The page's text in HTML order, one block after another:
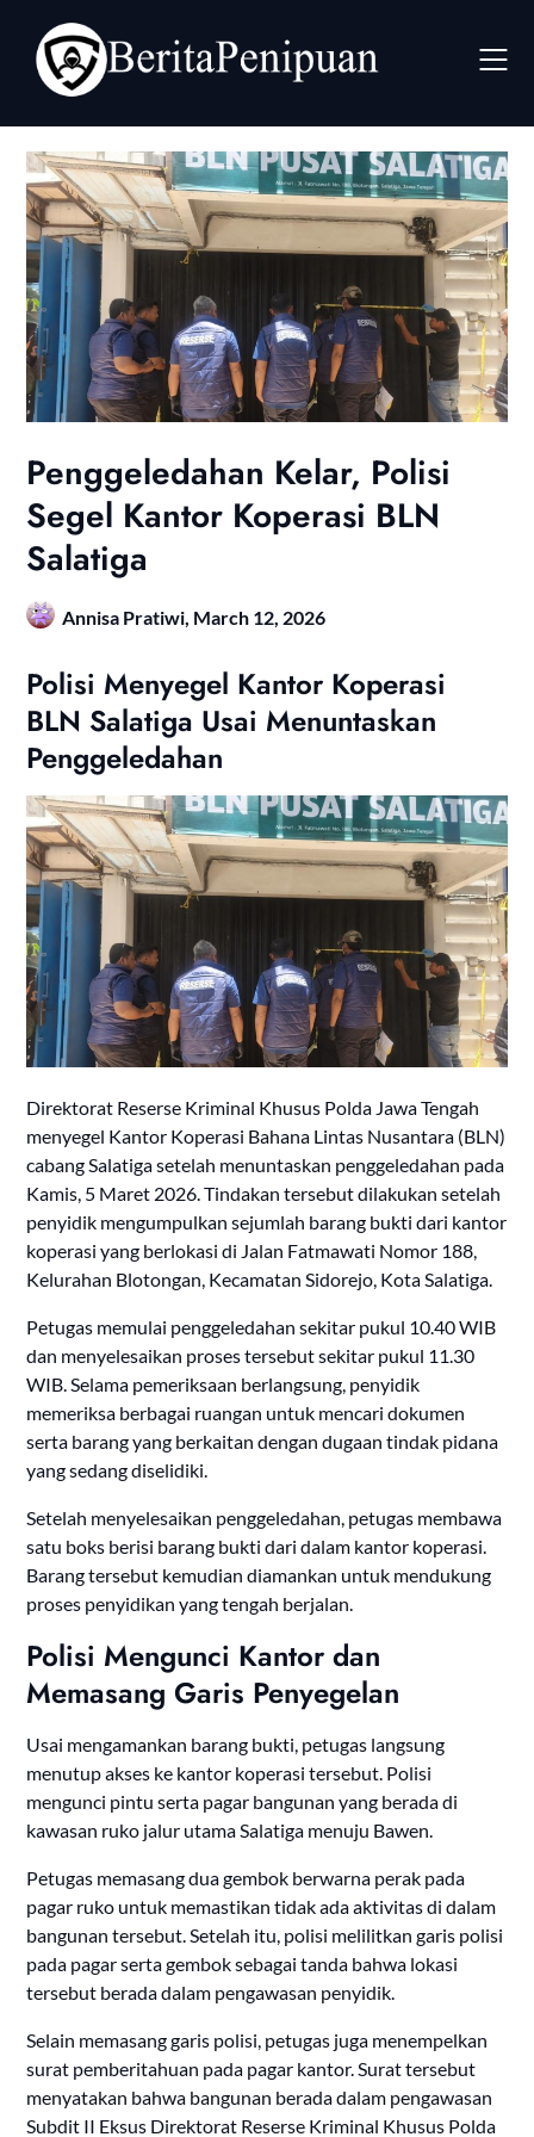
content
Penggeledahan Kelar, Polisi
Segel Kantor Koperasi BLN
Salatiga
Annisa Pratiwi, March 12, 2026
Polisi Menyegel Kantor Koperasi
BLN Salatiga Usai Menuntaskan
Penggeledahan
Direktorat Reserse Kriminal Khusus Polda Jawa Tengah
menyegel Kantor Koperasi Bahana Lintas Nusantara (BLN)
cabang Salatiga setelah menuntaskan penggeledahan pada
Kamis, 5 Maret 2026. Tindakan tersebut dilakukan setelah
penyidik mengumpulkan sejumlah barang bukti dari kantor
koperasi yang berlokasi di Jalan Fatmawati Nomor 188,
Kelurahan Blotongan, Kecamatan Sidorejo, Kota Salatiga.
Petugas memulai penggeledahan sekitar pukul 10.40 WIB
dan menyelesaikan proses tersebut sekitar pukul 11.30
WIB. Selama pemeriksaan berlangsung, penyidik
memeriksa berbagai ruangan untuk mencari dokumen
serta barang yang berkaitan dengan dugaan tindak pidana
yang sedang diselidiki.
Setelah menyelesaikan penggeledahan, petugas membawa
satu boks berisi barang bukti dari dalam kantor koperasi.
Barang tersebut kemudian diamankan untuk mendukung
proses penyidikan yang tengah berjalan.
Polisi Mengunci Kantor dan
Memasang Garis Penyegelan
Usai mengamankan barang bukti, petugas langsung
menutup akses ke kantor koperasi tersebut. Polisi
mengunci pintu serta pagar bangunan yang berada di
kawasan ruko jalur utama Salatiga menuju Bawen.
Petugas memasang dua gembok berwarna perak pada
pagar ruko untuk memastikan tidak ada aktivitas di dalam
bangunan tersebut. Setelah itu, polisi melilitkan garis polisi
pada pagar serta gembok sebagai tanda bahwa lokasi
tersebut berada dalam pengawasan penyidik.
Selain memasang garis polisi, petugas juga menempelkan
surat pemberitahuan pada pagar kantor. Surat tersebut
menyatakan bahwa bangunan berada dalam pengawasan
Subdit II Eksus Direktorat Reserse Kriminal Khusus Polda